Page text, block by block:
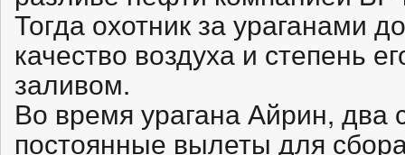
Тогда охотник за ураганами
качество воздуха и степень
заливом.
Во время урагана Айрин, два
постоянные вылеты для